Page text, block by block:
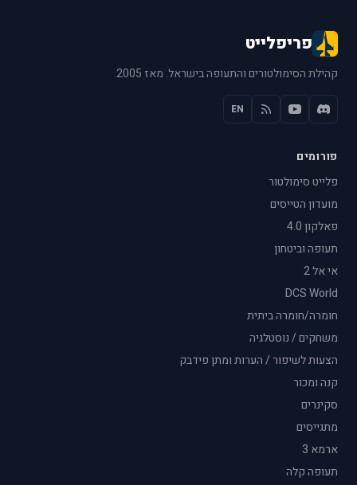
פריפלייט
קהילת הסימולטורים והתעופה בישראל. מאז 2005.
EN
פורומים
פלייט סימולטור
מועדון הטייסים
פאלקון 4.0
תעופה וביטחון
אי אל 2
DCS World
חומרה/חומרה ביתית
משחקים / נוסטלגיה
הצעות לשיפור / הערות ומתן פידבק
קנה ומכור
סקינרים
מתגייסים
ארמא 3
תעופה קלה